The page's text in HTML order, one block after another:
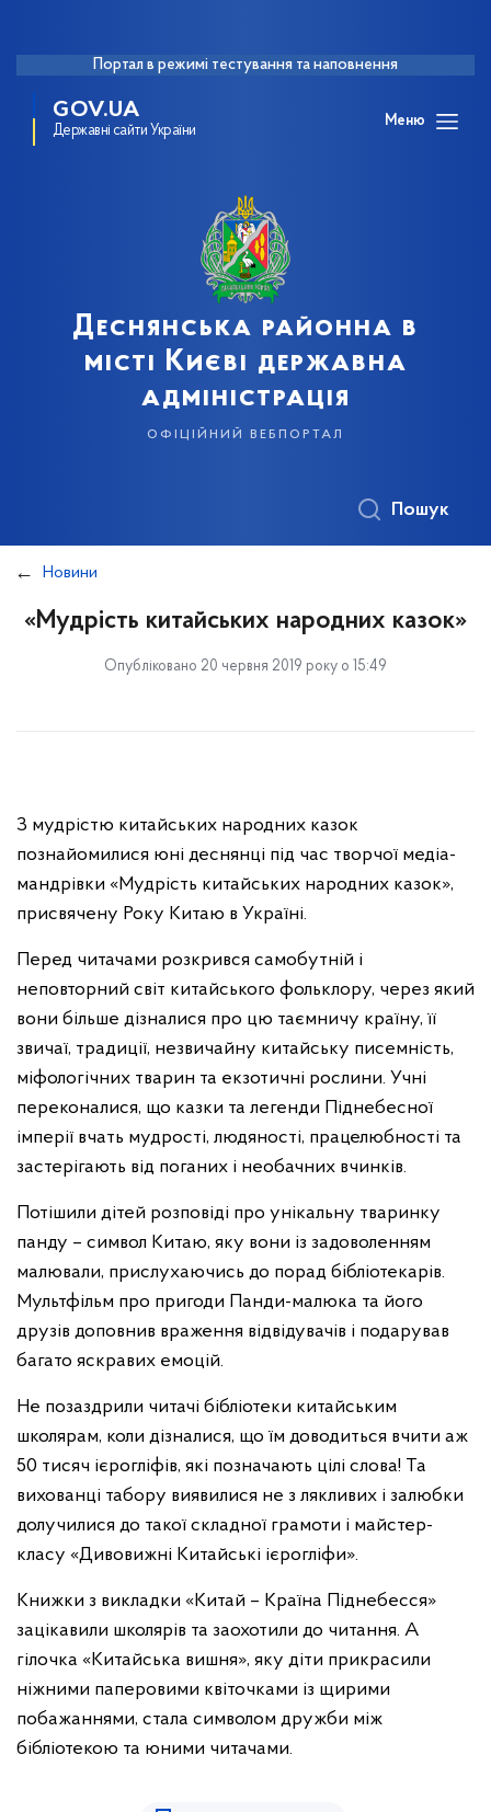
Портал в режимі тестування та наповнення
GOV.UA
Державні сайти України
Меню
Деснянська районна в
місті Києві державна
адміністрація
офіційний вебпортал
Пошук
Новини
«Мудрість китайських народних казок»
Опубліковано 20 червня 2019 року о 15:49
З мудрістю китайських народних казок
познайомилися юні деснянці під час творчої медіа-
мандрівки «Мудрість китайських народних казок»,
присвячену Року Китаю в Україні.
Перед читачами розкрився самобутній і
неповторний світ китайського фольклору, через який
вони більше дізналися про цю таємничу країну, її
звичаї, традиції, незвичайну китайську писемність,
міфологічних тварин та екзотичні рослини. Учні
переконалися, що казки та легенди Піднебесної
імперії вчать мудрості, людяності, працелюбності та
застерігають від поганих і необачних вчинків.
Потішили дітей розповіді про унікальну тваринку
панду – символ Китаю, яку вони із задоволенням
малювали, прислухаючись до порад бібліотекарів.
Мультфільм про пригоди Панди-малюка та його
друзів доповнив враження відвідувачів і подарував
багато яскравих емоцій.
Не позаздрили читачі бібліотеки китайським
школярам, коли дізналися, що їм доводиться вчити аж
50 тисяч ієрогліфів, які позначають цілі слова! Та
вихованці табору виявилися не з лякливих і залюбки
долучилися до такої складної грамоти і майстер-
класу «Дивовижні Китайські ієрогліфи».
Книжки з викладки «Китай – Країна Піднебесся»
зацікавили школярів та заохотили до читання. А
гілочка «Китайська вишня», яку діти прикрасили
ніжними паперовими квіточками із щирими
побажаннями, стала символом дружби між
бібліотекою та юними читачами.